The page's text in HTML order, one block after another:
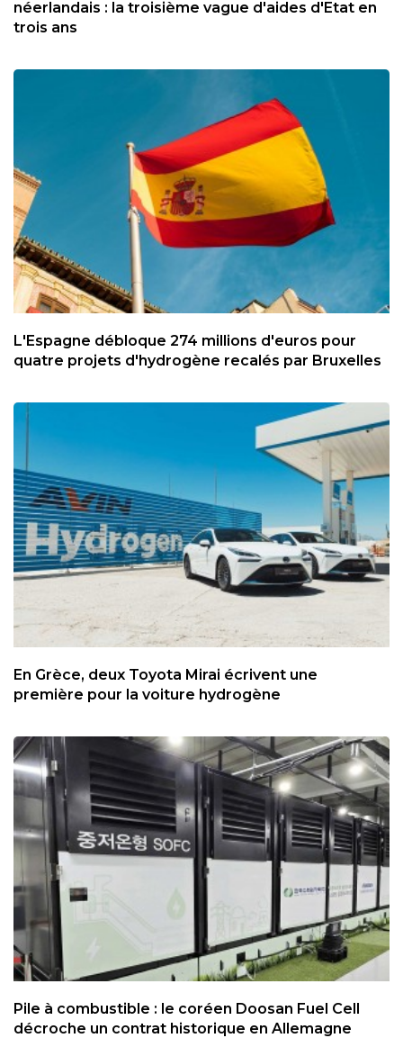
néerlandais : la troisième vague d'aides d'Etat en
trois ans
L'Espagne débloque 274 millions d'euros pour
quatre projets d'hydrogène recalés par Bruxelles
En Grèce, deux Toyota Mirai écrivent une
première pour la voiture hydrogène
Pile à combustible : le coréen Doosan Fuel Cell
décroche un contrat historique en Allemagne